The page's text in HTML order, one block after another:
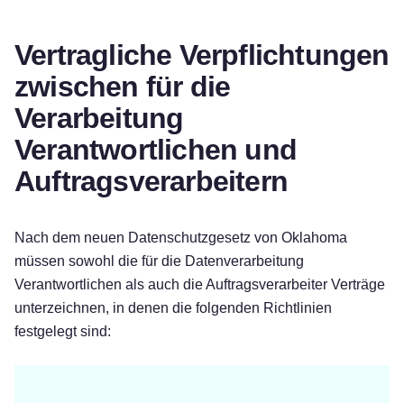
Vertragliche Verpflichtungen
zwischen für die
Verarbeitung
Verantwortlichen und
Auftragsverarbeitern
Nach dem neuen Datenschutzgesetz von Oklahoma
müssen sowohl die für die Datenverarbeitung
Verantwortlichen als auch die Auftragsverarbeiter Verträge
unterzeichnen, in denen die folgenden Richtlinien
festgelegt sind: